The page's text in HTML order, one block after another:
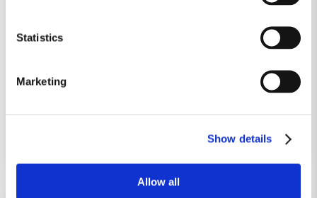
Statistics
Marketing
Show details
Allow all